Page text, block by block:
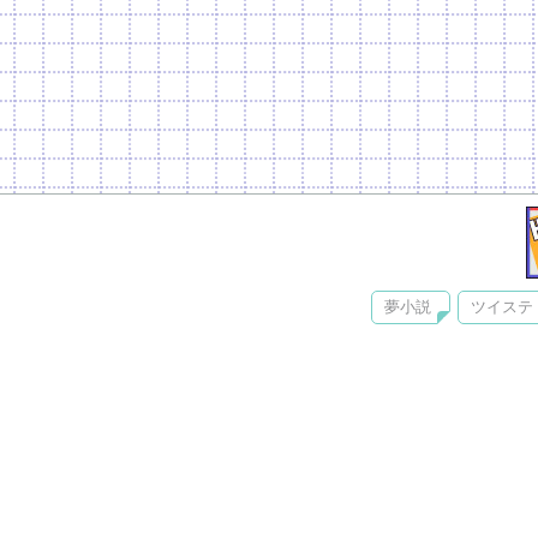
夢小説 ツイステ